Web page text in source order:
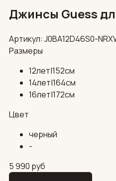
Джинсы Guess
Артикул: J0BA12D46S0-
Размеры
12лет|152см
14лет|164см
16лет|172см
Цвет
черный
-
5 990 руб